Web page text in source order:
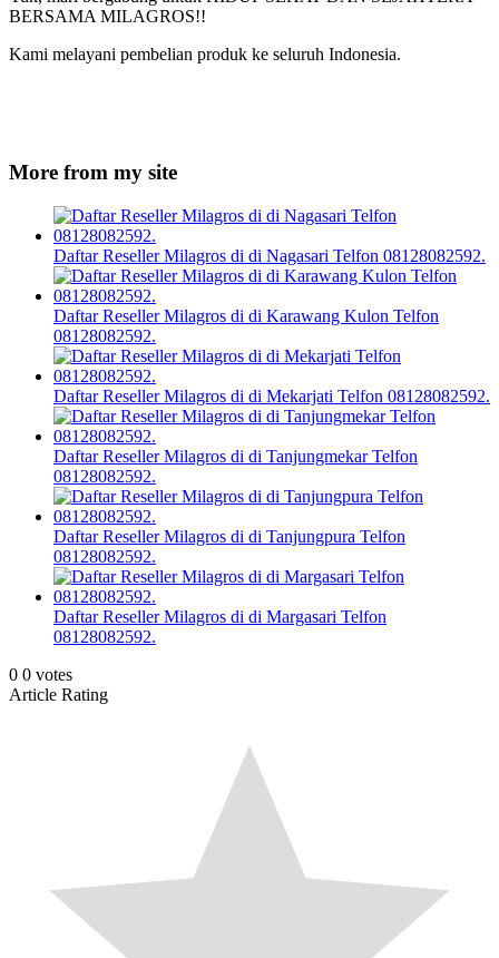
BERSAMA MILAGROS!!
Kami melayani pembelian produk ke seluruh Indonesia.
More from my site
Daftar Reseller Milagros di di Nagasari Telfon 08128082592.
Daftar Reseller Milagros di di Karawang Kulon Telfon
08128082592.
Daftar Reseller Milagros di di Mekarjati Telfon 08128082592.
Daftar Reseller Milagros di di Tanjungmekar Telfon
08128082592.
Daftar Reseller Milagros di di Tanjungpura Telfon
08128082592.
Daftar Reseller Milagros di di Margasari Telfon
08128082592.
0 0 votes
Article Rating